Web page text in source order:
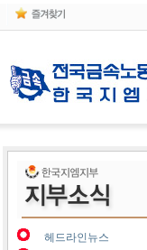
헤드라인뉴스